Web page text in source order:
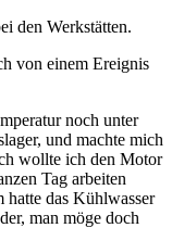
den Werkstätten.
von einem Ereignis
noch unter
und machte mich
wollte ich den Motor
Tag arbeiten
hatte das Kühlwasser
man möge doch